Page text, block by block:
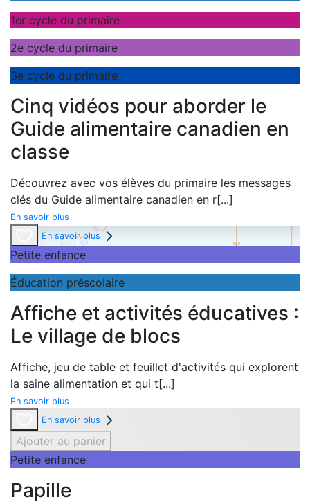
1er cycle du primaire
2e cycle du primaire
3e cycle du primaire
Cinq vidéos pour aborder le
Guide alimentaire canadien en
classe
Découvrez avec vos élèves du primaire les messages
clés du Guide alimentaire canadien en r[...]
En savoir plus
En savoir plus
Petite enfance
Éducation préscolaire
Affiche et activités éducatives :
Le village de blocs
Affiche, jeu de table et feuillet d'activités qui explorent
la saine alimentation et qui t[...]
En savoir plus
En savoir plus
Ajouter au panier
Petite enfance
Papille